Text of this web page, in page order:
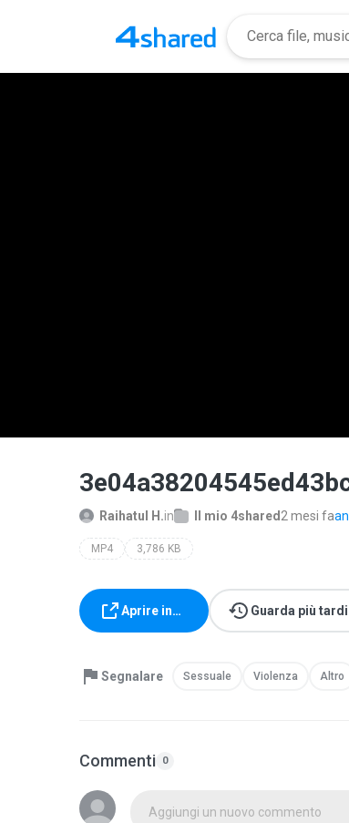
Raihatul H.in Il mio 4shared 2 mesi fa
MP4 3,786 KB
Aprire in… Guarda più tardi
Segnalare Sessuale Violenza Altro
Commenti 0
Aggiungi un nuovo commento